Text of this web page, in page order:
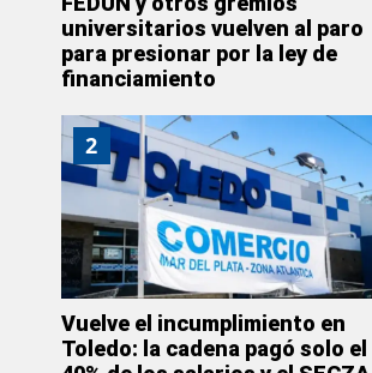
universitarios vuelven al paro
para presionar por la ley de
financiamiento
2
Vuelve el incumplimiento en
Toledo: la cadena pagó solo el